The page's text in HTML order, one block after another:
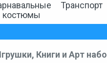
костюмы
Транспорт
Книги и Арт